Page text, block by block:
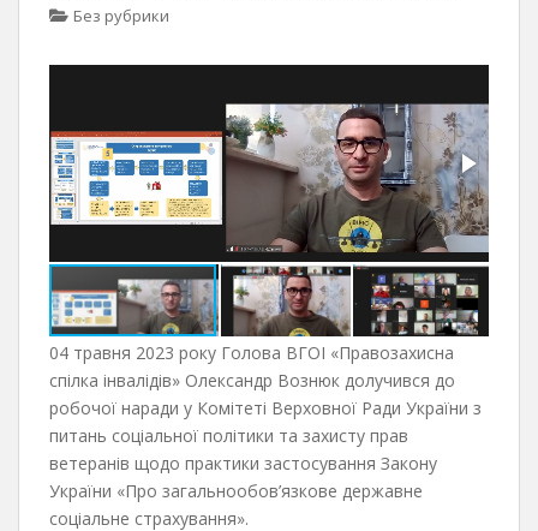
Без рубрики
04 травня 2023 року Голова ВГОІ «Правозахисна
спілка інвалідів» Олександр Вознюк долучився до
робочої наради у Комітеті Верховної Ради України з
питань соціальної політики та захисту прав
ветеранів щодо практики застосування Закону
України «Про загальнообов’язкове державне
соціальне страхування».